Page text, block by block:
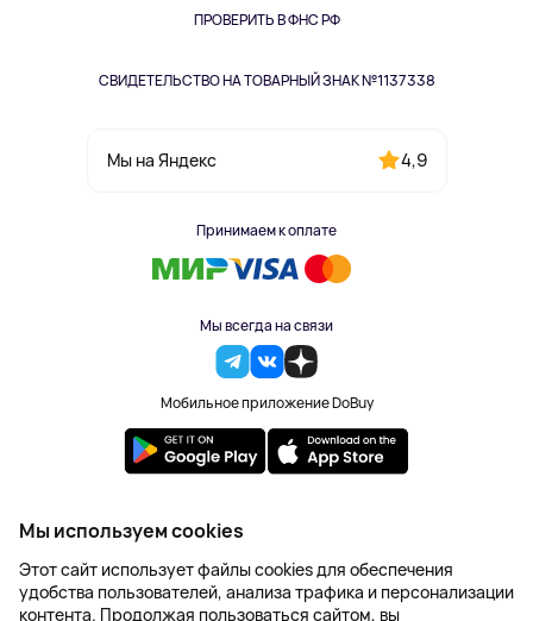
ПРОВЕРИТЬ В ФНС РФ
СВИДЕТЕЛЬСТВО НА ТОВАРНЫЙ ЗНАК №1137338
Мы на Яндекс 4,9
Принимаем к оплате
Мы всегда на связи
Мобильное приложение DoBuy
Одежда и аксессуары
2023-2026 © DoBuy. Все права защищены
Правила обработки персональных данных
Пользовательское соглашение
Оферта
Мы используем cookies
Этот сайт использует файлы cookies для обеспечения
удобства пользователей, анализа трафика и персонализации
контента. Продолжая пользоваться сайтом, вы